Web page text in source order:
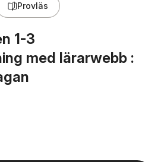
Provläs
1-3
med lärarwebb :